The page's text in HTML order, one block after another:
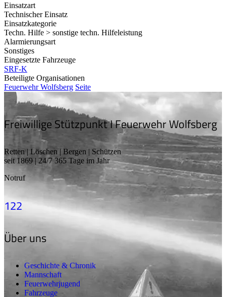
Einsatzart
Technischer Einsatz
Einsatzkategorie
Techn. Hilfe > sonstige techn. Hilfeleistung
Alarmierungsart
Sonstiges
Eingesetzte Fahrzeuge
SRF-K
Beteiligte Organisationen
Feuerwehr Wolfsberg Seite
Freiwillige Stützpunkt I Feuerwehr Wolfsberg
Retten | Löschen | Bergen | Schützen
seit 1869 | 24/7 365 Tage im Jahr
Notruf
122
Über uns
Geschichte & Chronik
Mannschaft
Feuerwehrjugend
Fahrzeuge